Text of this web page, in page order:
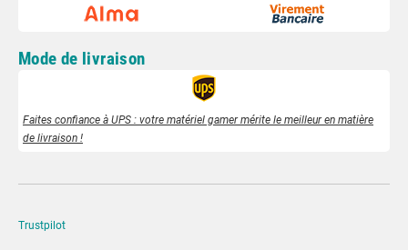
Mode de livraison
Faites confiance à UPS : votre matériel gamer mérite le meilleur en matière
de livraison !
Trustpilot